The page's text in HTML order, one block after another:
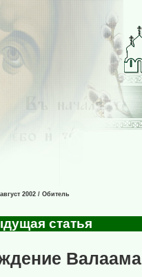
2002 / Обитель
статья
Валаама